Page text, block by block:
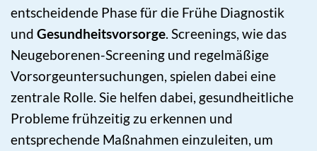
entscheidende Phase für die Frühe Diagnostik
und Gesundheitsvorsorge . Screenings, wie das
Neugeborenen-Screening und regelmäßige
Vorsorgeuntersuchungen, spielen dabei eine
zentrale Rolle. Sie helfen dabei, gesundheitliche
Probleme frühzeitig zu erkennen und
entsprechende Maßnahmen einzuleiten, um